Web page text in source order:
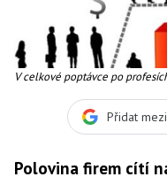
V celkové poptávce po
Přidat
Polovina firem cítí